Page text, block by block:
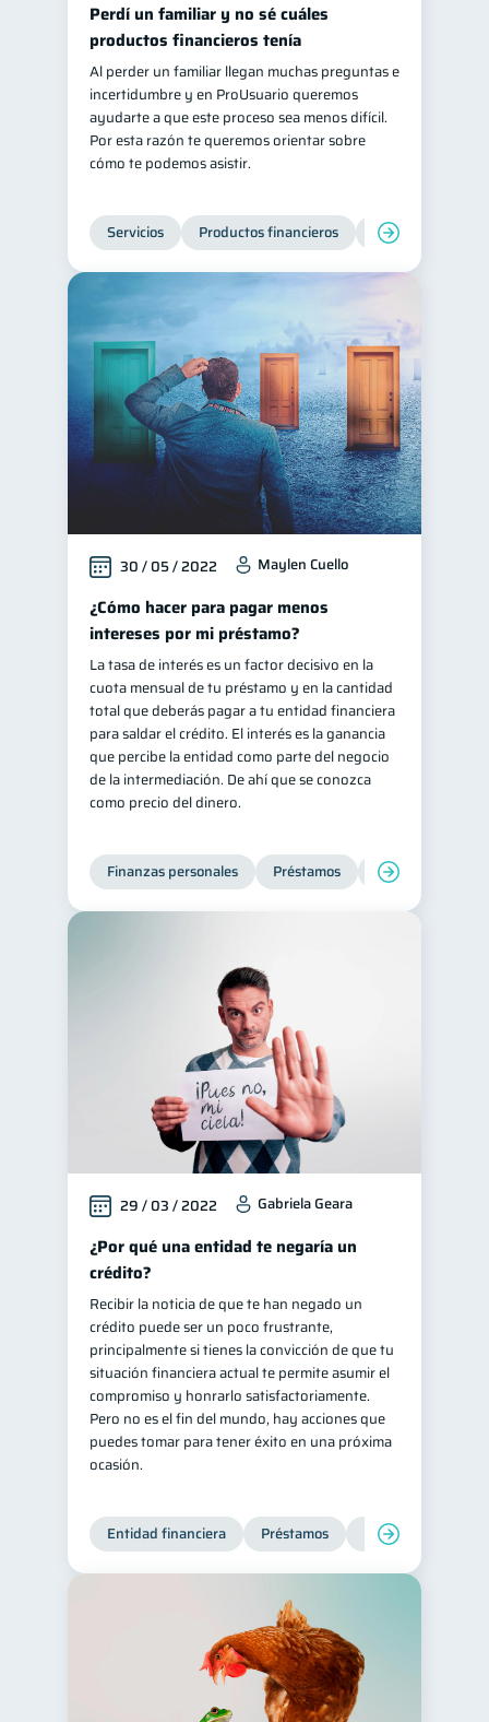
Perdí un familiar y no sé cuáles
productos financieros tenía
Al perder un familiar llegan muchas preguntas e
incertidumbre y en ProUsuario queremos
ayudarte a que este proceso sea menos difícil.
Por esta razón te queremos orientar sobre
cómo te podemos asistir.
Servicios Productos financieros Inclusión
30 / 05 / 2022 Maylen Cuello
¿Cómo hacer para pagar menos
intereses por mi préstamo?
La tasa de interés es un factor decisivo en la
cuota mensual de tu préstamo y en la cantidad
total que deberás pagar a tu entidad financiera
para saldar el crédito. El interés es la ganancia
que percibe la entidad como parte del negocio
de la intermediación. De ahí que se conozca
como precio del dinero.
Finanzas personales Préstamos Productos
29 / 03 / 2022 Gabriela Geara
¿Por qué una entidad te negaría un
crédito?
Recibir la noticia de que te han negado un
crédito puede ser un poco frustrante,
principalmente si tienes la convicción de que tu
situación financiera actual te permite asumir el
compromiso y honrarlo satisfactoriamente.
Pero no es el fin del mundo, hay acciones que
puedes tomar para tener éxito en una próxima
ocasión.
Entidad financiera Préstamos Productos